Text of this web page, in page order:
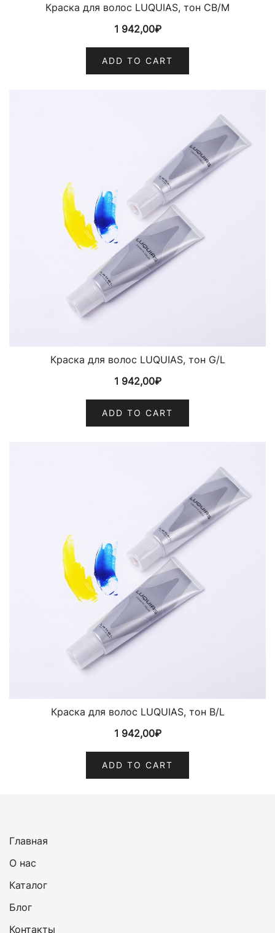
Краска для волос LUQUIAS, тон CB/M
1 942,00₽
ADD TO CART
Краска для волос LUQUIAS, тон G/L
1 942,00₽
ADD TO CART
Краска для волос LUQUIAS, тон B/L
1 942,00₽
ADD TO CART
Главная
О нас
Каталог
Блог
Контакты